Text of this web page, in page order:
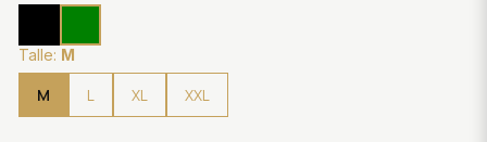
Talle: M
M L XL XXL